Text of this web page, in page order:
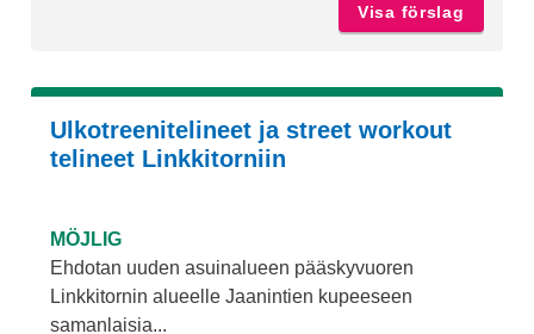
Visa förslag
Ulkotreenitelineet ja street workout
telineet Linkkitorniin
MÖJLIG
Ehdotan uuden asuinalueen pääskyvuoren
Linkkitornin alueelle Jaanintien kupeeseen
samanlaisia...